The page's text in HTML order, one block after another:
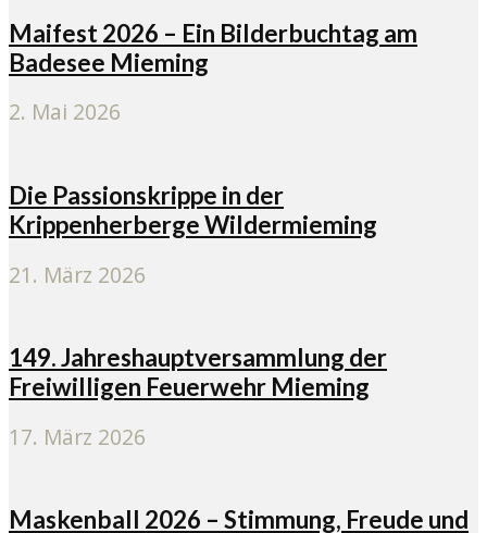
Maifest 2026 – Ein Bilderbuchtag am
Badesee Mieming
2. Mai 2026
Die Passionskrippe in der
Krippenherberge Wildermieming
21. März 2026
149. Jahreshauptversammlung der
Freiwilligen Feuerwehr Mieming
17. März 2026
Maskenball 2026 – Stimmung, Freude und